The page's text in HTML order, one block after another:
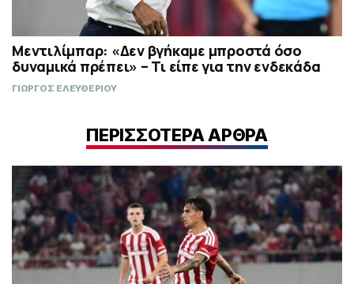
Μεντιλίμπαρ: «Δεν βγήκαμε μπροστά όσο
δυναμικά πρέπει» – Τι είπε για την ενδεκάδα
ΓΙΩΡΓΟΣ ΕΛΕΥΘΕΡΙΟΥ
ΠΕΡΙΣΣΟΤΕΡΑ ΑΡΘΡΑ